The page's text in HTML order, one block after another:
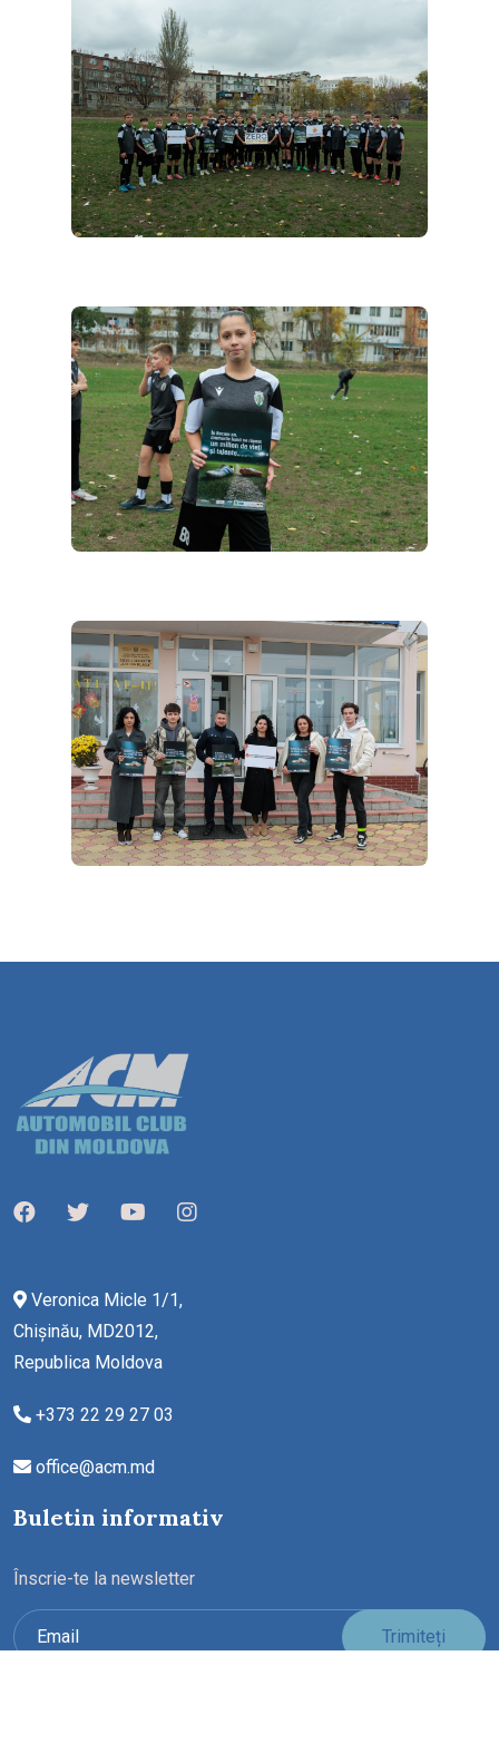
Veronica Micle 1/1,
Chișinău, MD2012,
Republica Moldova
+373 22 29 27 03
office@acm.md
Buletin informativ
Înscrie-te la newsletter
Trimiteți